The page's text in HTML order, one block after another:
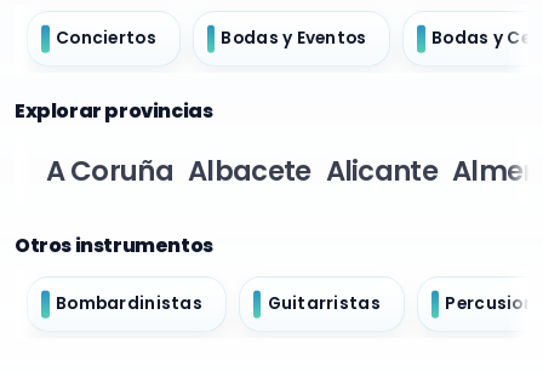
Conciertos Bodas y Eventos Bodas y
Explorar provincias
A Coruña Albacete Alicante
Otros instrumentos
Bombardinistas Guitarristas